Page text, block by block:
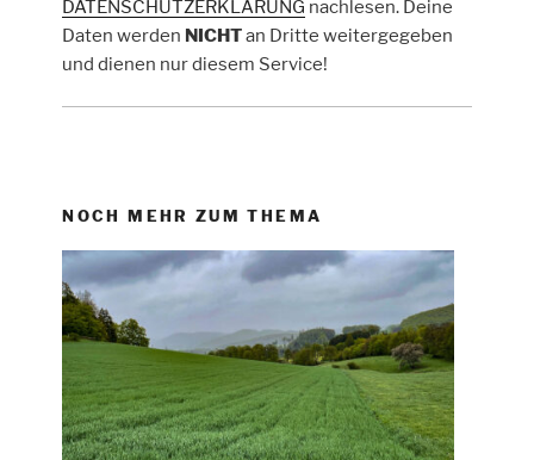
DATENSCHUTZERKLÄRUNG nachlesen. Deine
Daten werden NICHTan Dritte weitergegeben
und dienen nur diesem Service!
NOCH MEHR ZUM THEMA